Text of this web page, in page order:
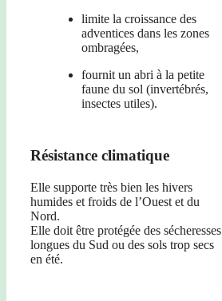
limite la croissance des
adventices dans les zones
ombragées,
fournit un abri à la petite
faune du sol (invertébrés,
insectes utiles).
Résistance climatique
Elle supporte très bien les hivers
humides et froids de l’Ouest et du
Nord.
Elle doit être protégée des sécheresses
longues du Sud ou des sols trop secs
en été.